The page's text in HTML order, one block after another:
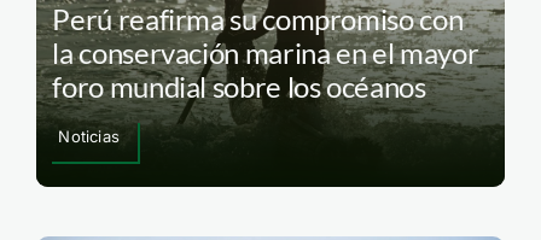
Perú reafirma su compromiso con
la conservación marina en el mayor
foro mundial sobre los océanos
Noticias